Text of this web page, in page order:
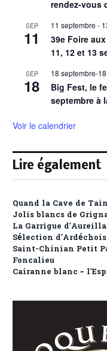
rendez-vous
SEP
11
11 septembre -
39e Foire
11, 12 et 13
SEP
18
18 septembre-
Big Fest, le
septembre à
Voir le calendrier
Lire également
Quand la Cave de
Jolis blancs de
La Garrigue
Sélection
Saint-Chinian Petit
Foncalieu
Cairanne blanc –